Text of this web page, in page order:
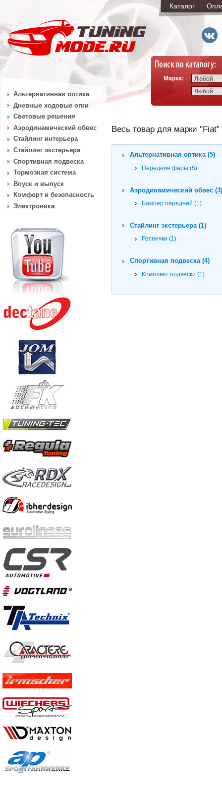
Каталог
Марка:
Любой
Любой
Весь товар для марки
Альтернативная оптика (5)
Передние фары (5)
Аэродинамический обвес
Бампер передний (1)
Стайлинг экстерьера (1)
Реснички (1)
Спортивная подвеска (4)
Комплект подвески (1)
Альтернативная оптика
Дневные ходовые огни
Световые решения
Аэродинамический обвес
Стайлинг интерьера
Стайлинг экстерьера
Спортивная подвеска
Тормозная система
Впуск и выпуск
Комфорт и безопасность
Электроника